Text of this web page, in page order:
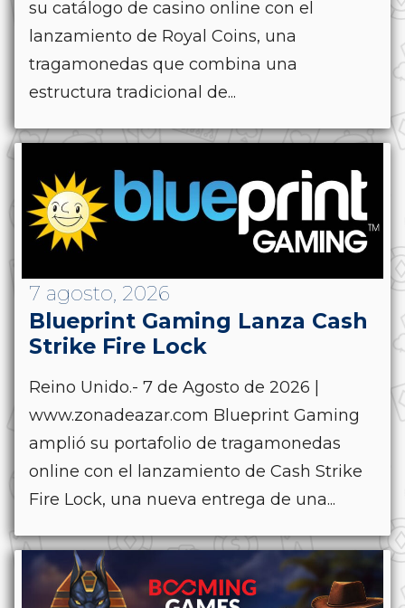
su catálogo de casino online con el
lanzamiento de Royal Coins, una
tragamonedas que combina una
estructura tradicional de...
7 agosto, 2026
Blueprint Gaming Lanza Cash
Strike Fire Lock
Reino Unido.- 7 de Agosto de 2026 |
www.zonadeazar.com Blueprint Gaming
amplió su portafolio de tragamonedas
online con el lanzamiento de Cash Strike
Fire Lock, una nueva entrega de una...